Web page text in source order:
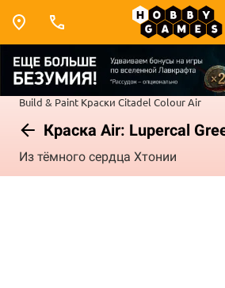
Build & Paint Краски Citadel ColourAir
Краска Air: Lupercal
Из тёмного сердца Хтонии